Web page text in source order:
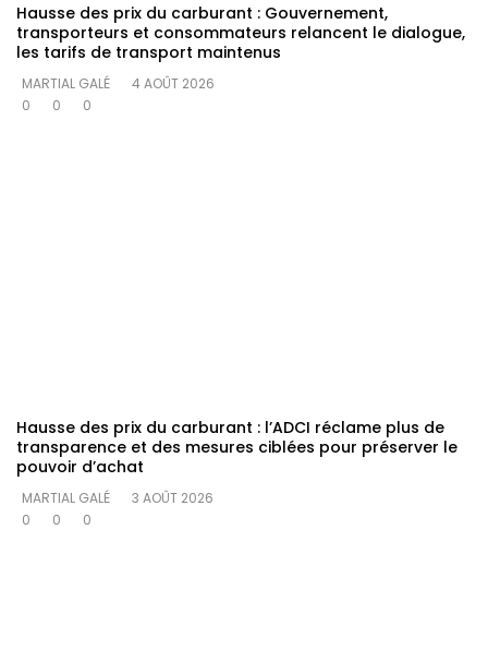
Hausse des prix du carburant : Gouvernement,
transporteurs et consommateurs relancent le dialogue,
les tarifs de transport maintenus
MARTIAL GALÉ
4 AOÛT 2026
0
0 0
Hausse des prix du carburant : l’ADCI réclame plus de
transparence et des mesures ciblées pour préserver le
pouvoir d’achat
MARTIAL GALÉ
3 AOÛT 2026
0
0 0